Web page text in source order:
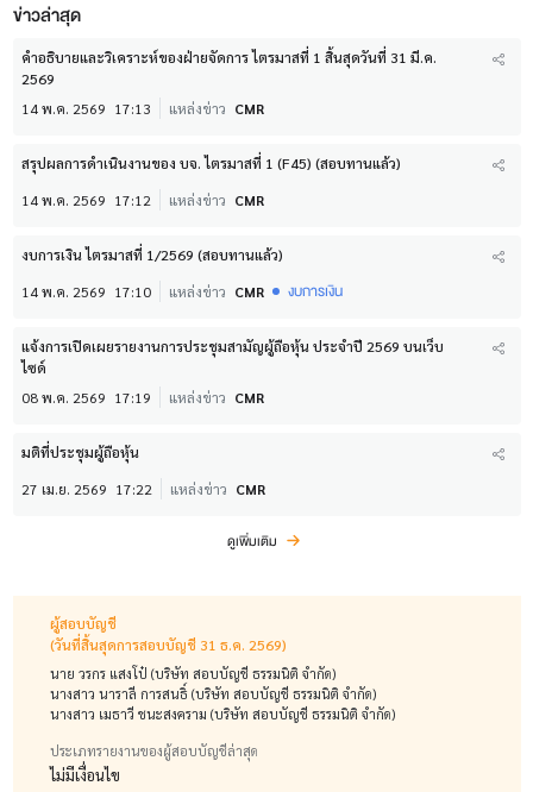
ข่าวล่าสุด
คำอธิบายและวิเคราะห์ของฝ่ายจัดการ ไตรมาสที่ 1 สิ้นสุดวันที่ 31 มี.ค.
2569
14 พ.ค. 2569 17:13 แหล่งข่าว CMR
สรุปผลการดำเนินงานของ บจ. ไตรมาสที่ 1 (F45) (สอบทานแล้ว)
14 พ.ค. 2569 17:12 แหล่งข่าว CMR
งบการเงิน ไตรมาสที่ 1/2569 (สอบทานแล้ว)
14 พ.ค. 2569 17:10 แหล่งข่าว CMR งบการเงิน
แจ้งการเปิดเผยรายงานการประชุมสามัญผู้ถือหุ้น ประจำปี 2569 บนเว็บ
ไซด์
08 พ.ค. 2569 17:19 แหล่งข่าว CMR
มติที่ประชุมผู้ถือหุ้น
27 เม.ย. 2569 17:22 แหล่งข่าว CMR
ดูเพิ่มเติม
ผู้สอบบัญชี
(วันที่สิ้นสุดการสอบบัญชี 31 ธ.ค. 2569)
นาย วรกร แสงโป๋ (บริษัท สอบบัญชี ธรรมนิติ จำกัด)
นางสาว นาราลี การสนธิ์ (บริษัท สอบบัญชี ธรรมนิติ จำกัด)
นางสาว เมธาวี ชนะสงคราม (บริษัท สอบบัญชี ธรรมนิติ จำกัด)
ประเภทรายงานของผู้สอบบัญชีล่าสุด
ไม่มีเงื่อนไข